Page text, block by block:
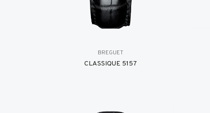
BREGUET
CLASSIQUE 5157